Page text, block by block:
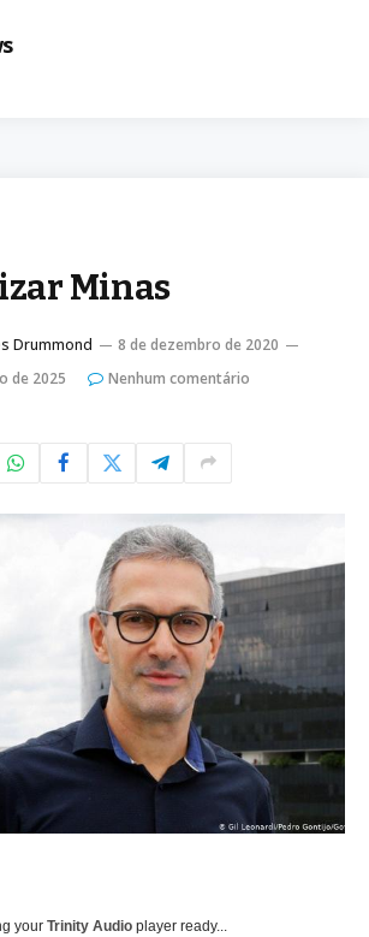
Minas
Drummond
8 de dezembro de 2020
de 2025
Nenhum comentário
your Trinity Audio player ready...